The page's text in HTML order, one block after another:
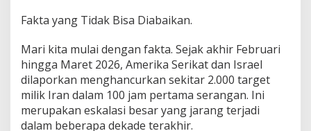
o
n
o
l
Fakta yang Tidak Bisa Diabaikan.
Mari kita mulai dengan fakta. Sejak akhir Februari
hingga Maret 2026, Amerika Serikat dan Israel
dilaporkan menghancurkan sekitar 2.000 target
milik Iran dalam 100 jam pertama serangan. Ini
merupakan eskalasi besar yang jarang terjadi
dalam beberapa dekade terakhir.